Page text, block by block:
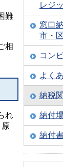
難
相
れ
原
レジ
窓口
市・
コン
よく
納税
納付
納付